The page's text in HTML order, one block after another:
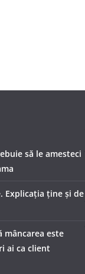
să le amesteci
Explicația ține și de
mâncarea este
ai ca client